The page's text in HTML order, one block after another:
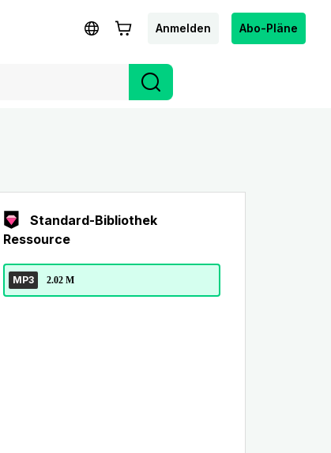
Anmelden Abo-Pläne
Standard-Bibliothek
Ressource
MP3 2.02 M